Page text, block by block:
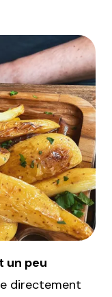
un peu
directement